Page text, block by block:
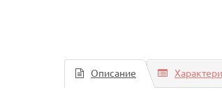
Описание